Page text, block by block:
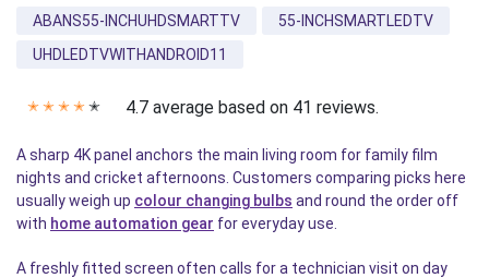
ABANS55-INCHUHDSMARTTV
55-INCHSMARTLEDTV
UHDLEDTVWITHANDROID11
✭ ✭ ✭ ✭ ✭ 4.7 average based on 41 reviews.
A sharp 4K panel anchors the main living room for family film
nights and cricket afternoons. Customers comparing picks here
usually weigh up colour changing bulbs and round the order off
with home automation gear for everyday use.
A freshly fitted screen often calls for a technician visit on day